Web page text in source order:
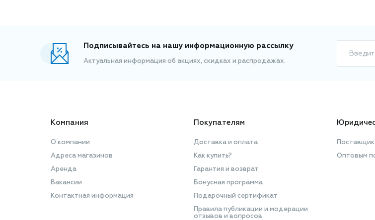
Подписывайтесь на нашу информационную рассылку
Актуальная информация об акциях, скидках и распродажах.
Компания
О компании
Адреса магазинов
Аренда
Вакансии
Контактная информация
Покупателям
Доставка и оплата
Как купить?
Гарантия и возврат
Бонусная программа
Подарочный сертификат
Правила публикации и модерации
отзывов и вопросов
Оптовым